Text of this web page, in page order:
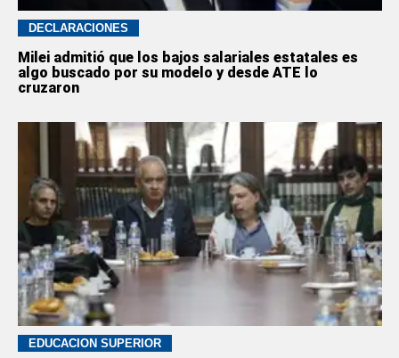
DECLARACIONES
Milei admitió que los bajos salariales estatales es
algo buscado por su modelo y desde ATE lo
cruzaron
EDUCACION SUPERIOR